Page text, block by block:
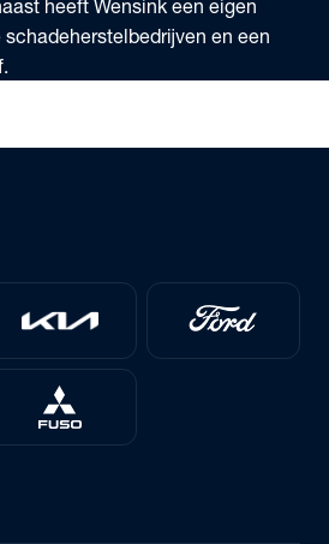
heeft Wensink een eigen
en een